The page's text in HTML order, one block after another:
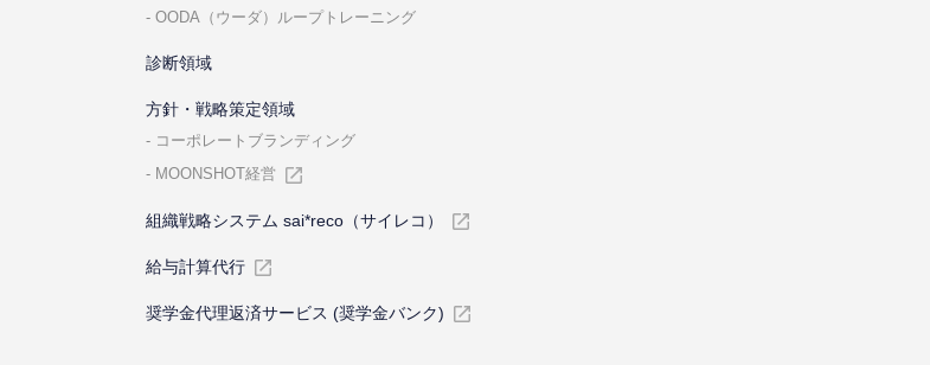
OODA（ウーダ）ループトレーニング
診断領域
⽅針・戦略策定領域
コーポレートブランディング
MOONSHOT経営
組織戦略システム sai*reco（サイレコ）
給与計算代⾏
奨学金代理返済サービス (奨学金バンク)